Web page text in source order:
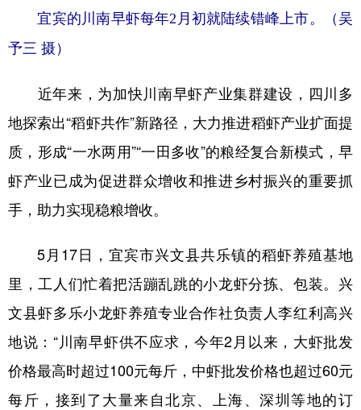
宜宾的川南早虾每年2月初就陆续错峰上市。（吴
予三 摄）
近年来，为加快川南早虾产业集群建设，四川多
地探索出“稻虾共作”新路径，大力推进稻虾产业扩面提
质，形成“一水两用”“一田多收”的粮经复合新模式，早
虾产业已成为促进群众增收和推进乡村振兴的重要抓
手，助力实现稳粮增收。
5月17日，宜宾市兴文县共乐镇的稻虾养殖基地
里，工人们忙着把活蹦乱跳的小龙虾分拣、包装。兴
文县虾多乐小龙虾养殖专业合作社负责人李红利高兴
地说：“川南早虾供不应求，今年2月以来，大虾批发
价格最高时超过100元每斤，中虾批发价格也超过60元
每斤，接到了大量来自北京、上海、深圳等地的订